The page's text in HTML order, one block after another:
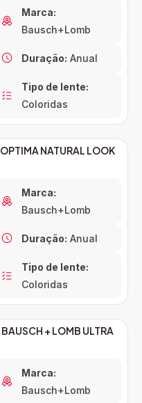
Marca:
Bausch+Lomb
Duração: Anual
Tipo de lente:
Coloridas
OPTIMA NATURAL LOOK
Marca:
Bausch+Lomb
Duração: Anual
Tipo de lente:
Coloridas
BAUSCH + LOMB ULTRA
Marca:
Bausch+Lomb